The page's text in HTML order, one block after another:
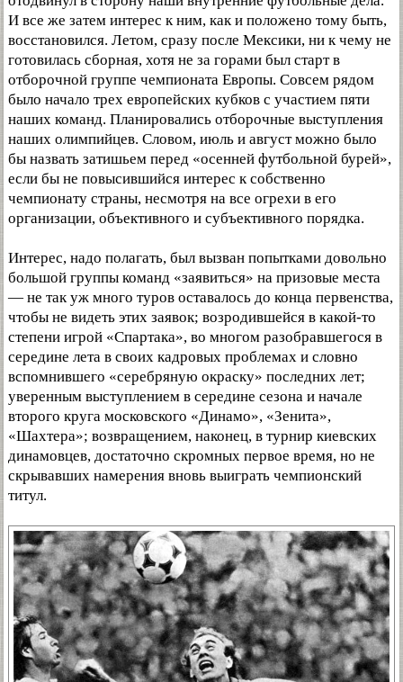
И все же затем интерес к ним, как и положено тому быть,
восстановился. Летом, сразу после Мексики, ни к чему не
готовилась сборная, хотя не за горами был старт в
отборочной группе чемпионата Европы. Совсем рядом
было начало трех европейских кубков с участием пяти
наших команд. Планировались отборочные выступления
наших олимпийцев. Словом, июль и август можно было
бы назвать затишьем перед «осенней футбольной бурей»,
если бы не повысившийся интерес к собственно
чемпионату страны, несмотря на все огрехи в его
организации, объективного и субъективного порядка.
Интерес, надо полагать, был вызван попытками довольно
большой группы команд «заявиться» на призовые места
— не так уж много туров оставалось до конца первенства,
чтобы не видеть этих заявок; возродившейся в какой-то
степени игрой «Спартака», во многом разобравшегося в
середине лета в своих кадровых проблемах и словно
вспомнившего «серебряную окраску» последних лет;
уверенным выступлением в середине сезона и начале
второго круга московского «Динамо», «Зенита»,
«Шахтера»; возвращением, наконец, в турнир киевских
динамовцев, достаточно скромных первое время, но не
скрывавших намерения вновь выиграть чемпионский
титул.